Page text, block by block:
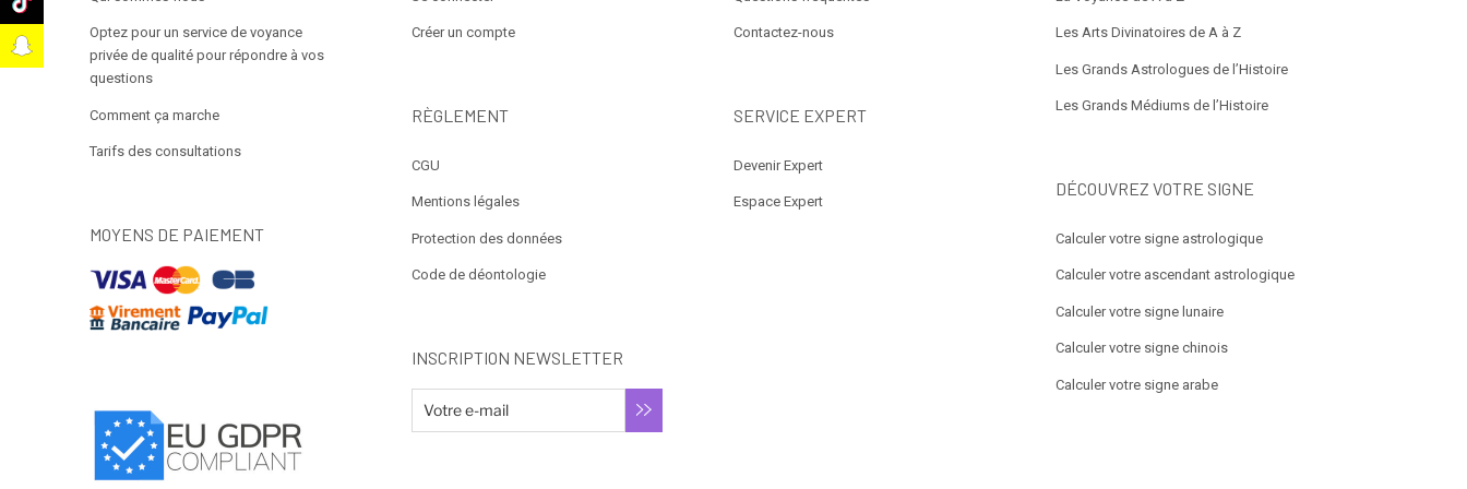
Optez pour un service de voyance
privée de qualité pour répondre à vos
questions
Comment ça marche
Tarifs des consultations
MOYENS DE PAIEMENT
Créer un compte
RÈGLEMENT
CGU
Mentions légales
Protection des données
Code de déontologie
INSCRIPTION NEWSLETTER
Contactez-nous
SERVICE EXPERT
Devenir Expert
Espace Expert
Les Arts Divinatoires de A à Z
Les Grands Astrologues de l’Histoire
Les Grands Médiums de l’Histoire
DÉCOUVREZ VOTRE SIGNE
Calculer votre signe astrologique
Calculer votre ascendant astrologique
Calculer votre signe lunaire
Calculer votre signe chinois
Calculer votre signe arabe